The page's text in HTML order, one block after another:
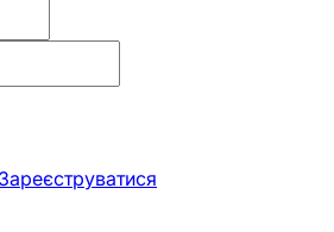
Зареєструватися